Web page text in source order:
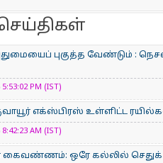
புகுத்த வேண்டும் :
PM (IST)
எக்ஸ்பிரஸ் உள்ளிட்ட
AM (IST)
கைவண்ணம்: ஒரே கல்லில்